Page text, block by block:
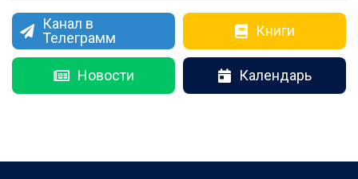
Канал в
Телеграмм
Книги
Новости Календарь